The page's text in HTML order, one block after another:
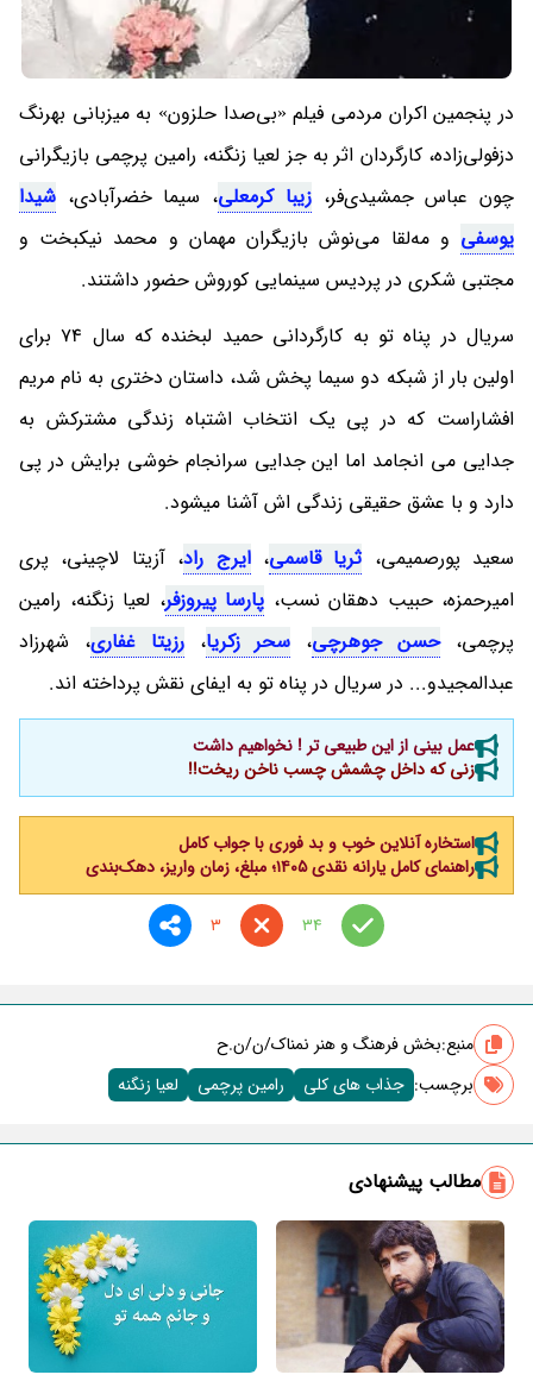
در پنجمین اکران مردمی فیلم «بی‌صدا حلزون» به میزبانی بهرنگ
دزفولی‌‌‌زاده، کارگردان اثر به جز لعیا زنگنه، رامین پرچمی بازیگرانی
چون عباس جمشیدی‌فر،زیبا کرمعلی، سیما خضرآبادی، شیدا
یوسفی و مه‌لقا می‌نوش بازیگران مهمان و محمد نیکبخت و
مجتبی شکری در پردیس سینمایی کوروش حضور داشتند.
سریال در پناه تو به کارگردانی حمید لبخنده که سال 74 برای
اولین بار از شبکه دو سیما پخش شد، داستان دختری به نام مریم
افشاراست که در پی یک انتخاب اشتباه زندگی مشترکش به
جدایی می انجامد اما این جدایی سرانجام خوشی برایش در پی
دارد و با عشق حقیقی زندگی اش آشنا میشود.
سعید پورصمیمی، ثریا قاسمی،ایرج راد، آزیتا لاچینی، پری
امیرحمزه، حبیب دهقان نسب، پارسا پیروزفر، لعیا زنگنه، رامین
پرچمی،حسن جوهرچی، سحر زکریا،رزیتا غفاری، شهرزاد
عبدالمجیدو... در سریال در پناه تو به ایفای نقش پرداخته اند.
عمل بینی از این طبیعی تر ! نخواهیم داشت
زنی که داخل چشمش چسب ناخن ریخت!!
استخاره آنلاین خوب و بد فوری با جواب کامل
راهنمای کامل یارانه نقدی ۱۴۰۵؛ مبلغ، زمان واریز، دهک‌بندی
34
3
منبع:بخش فرهنگ و هنر نمناک/ن/ن.ح
برچسب‌: جذاب های کلی رامین پرچمی لعیا زنگنه
مطالب پیشنهادی